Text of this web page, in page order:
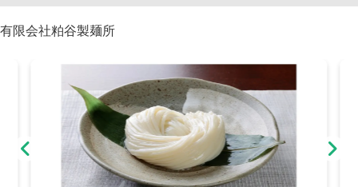
有限会社粕谷製麺所